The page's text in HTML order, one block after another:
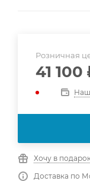
Розничная
41 100
Хочу в
Доставка по